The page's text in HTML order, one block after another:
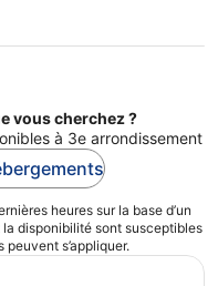
vous cherchez ?
à 3e arrondissement
heures sur la base d’un
la disponibilité sont susceptibles
peuvent s’appliquer.